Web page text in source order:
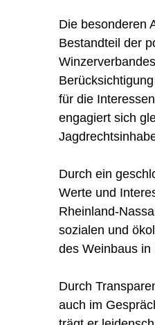
Die besonderen
Bestandteil der
für die
engagiert sich
Durch ein
Werte und
Rheinland-
sozialen und
des Weinbaus in
Durch
auch im